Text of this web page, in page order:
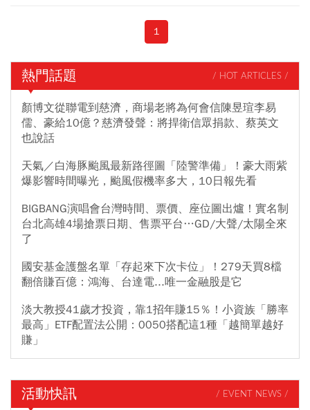
1
熱門話題 / HOT ARTICLES /
顏博文從聯電到慈濟，商場老將為何會信陳昱瑄李易
儒、豪給10億？慈濟發聲：將捍衛信眾捐款、蔡英文
也說話
天氣／白海豚颱風最新路徑圖「陸警準備」！豪大雨紫
爆影響時間曝光，颱風假機率多大，10日報先看
BIGBANG演唱會台灣時間、票價、座位圖出爐！實名制
台北高雄4場搶票日期、售票平台…GD/大聲/太陽全來
了
國安基金護盤名單「存起來下次卡位」！279天買8檔
翻倍賺百億：鴻海、台達電...唯一金融股是它
淡大教授41歲才投資，靠1招年賺15％！小資族「勝率
最高」ETF配置法公開：0050搭配這1種「越簡單越好
賺」
活動快訊 / EVENT NEWS /